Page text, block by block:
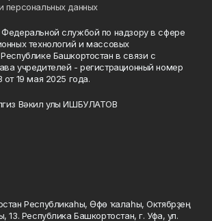
персональных данных
Федеральной службой по надзору в сфере
технологий и массовых
Башкортостан в связи с
учредителей - регистрационный номер
19 мая 2025 года.
Вәкил улы ИШБУЛАТОВ
Республикаһы, Өфө ҡалаһы, Октябрҙең
13. Республика Башкортостан, г. Уфа, ул.